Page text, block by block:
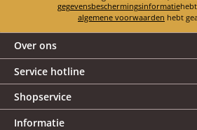
gegevensbeschermingsinformatie
algemene voorwaarden hebt
Over ons
Service hotline
Shopservice
Informatie